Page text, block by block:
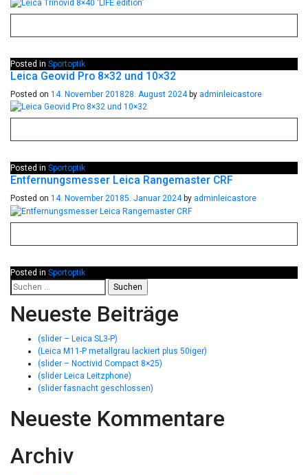
Posted in Sportoptik
Leica Geovid Pro 8×32 und 10×32
Posted on 14. November 201828. August 2024by adminleicastore
Posted in Sportoptik
Entfernungsmesser Leica Rangemaster CRF
Posted on 14. November 20185. Januar 2024by adminleicastore
Posted in Sportoptik
Neueste Beiträge
(slider – Leica SL3-P)
(Leica M11-P metallgrau lackiert plus 50iger)
(slider – Noctivid Compact 8×25)
(slider Leica Leitzphone)
(slider fasnacht geschlossen)
Neueste Kommentare
Archiv